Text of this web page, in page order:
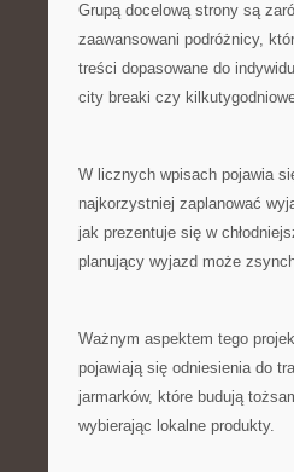
Grupą docelową strony są
zaawansowani podróżnicy,
treści dopasowane do
city breaki czy
W licznych wpisach pojawia
najkorzystniej zaplanować
jak prezentuje się w
planujący wyjazd może
Ważnym aspektem tego
pojawiają się odniesienia do
jarmarków, które budują
wybierając lokalne produkty.